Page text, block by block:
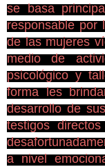
se basa
responsable por
de las mujeres
medio de
psicológico y
forma les
desarrollo de
testigos
a nivel